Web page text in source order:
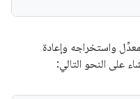
واستخراجه وإعادة
على النحو التالي: